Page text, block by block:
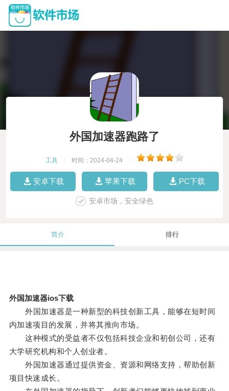
外国加速器跑路了
工具 时间：2024-04-24
安卓下载 苹果下载 PC下载
安卓市场，安全绿色
简介 排行
外国加速器ios下载
外国加速器是一种新型的科技创新工具，能够在短时间
内加速项目的发展，并将其推向市场。
这种模式的受益者不仅包括科技企业和初创公司，还有
大学研究机构和个人创业者。
外国加速器通过提供资金、资源和网络支持，帮助创新
项目快速成长。